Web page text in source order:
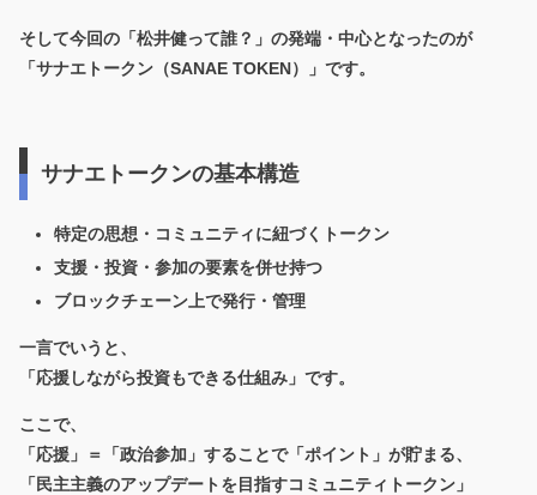
そして今回の「松井健って誰？」の発端・中心となったのが
「サナエトークン（SANAE TOKEN）」です。
サナエトークンの基本構造
特定の思想・コミュニティに紐づくトークン
支援・投資・参加の要素を併せ持つ
ブロックチェーン上で発行・管理
一言でいうと、
「応援しながら投資もできる仕組み」 です。
ここで、
「応援」＝「政治参加」することで「ポイント」が貯まる、
「民主主義のアップデートを目指すコミュニティトークン」